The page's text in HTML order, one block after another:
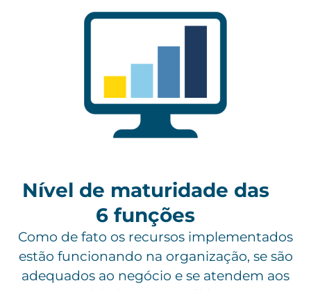
Nível de maturidade das
6 funções
Como de fato os recursos implementados
estão funcionando na organização, se são
adequados ao negócio e se atendem aos